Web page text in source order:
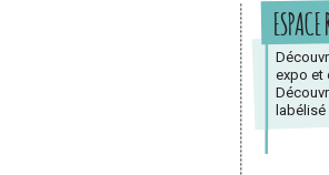
ESPACE
expo et
labélisé